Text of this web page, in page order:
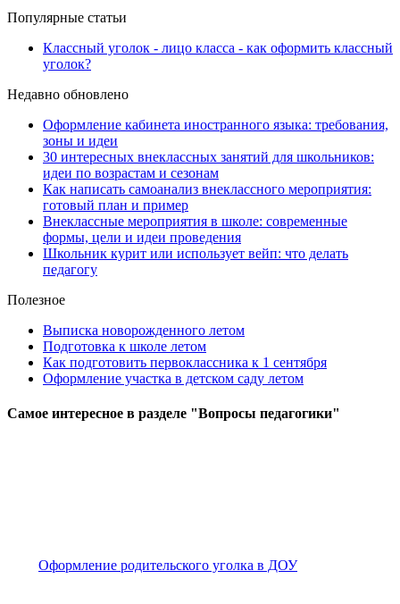
Популярные статьи
Классный уголок - лицо класса - как оформить классный
уголок?
Недавно обновлено
Оформление кабинета иностранного языка: требования,
зоны и идеи
30 интересных внеклассных занятий для школьников:
идеи по возрастам и сезонам
Как написать самоанализ внеклассного мероприятия:
готовый план и пример
Внеклассные мероприятия в школе: современные
формы, цели и идеи проведения
Школьник курит или использует вейп: что делать
педагогу
Полезное
Выписка новорожденного летом
Подготовка к школе летом
Как подготовить первоклассника к 1 сентября
Оформление участка в детском саду летом
Самое интересное в разделе "Вопросы педагогики"
Оформление родительского уголка в ДОУ